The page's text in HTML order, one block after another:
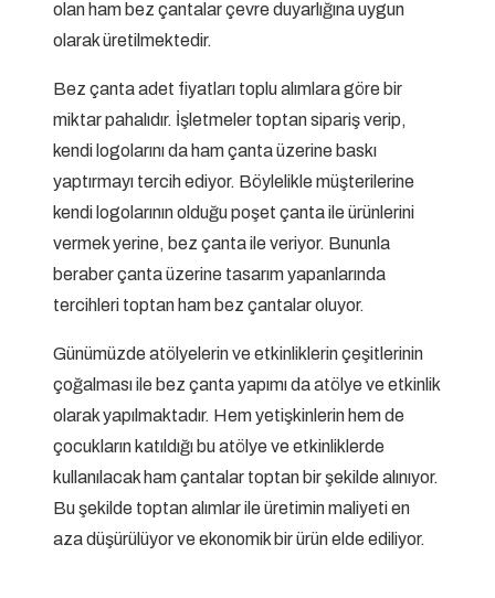
olan ham bez çantalar çevre duyarlığına uygun
olarak üretilmektedir.
Bez çanta adet fiyatları toplu alımlara göre bir
miktar pahalıdır. İşletmeler toptan sipariş verip,
kendi logolarını da ham çanta üzerine baskı
yaptırmayı tercih ediyor. Böylelikle müşterilerine
kendi logolarının olduğu poşet çanta ile ürünlerini
vermek yerine, bez çanta ile veriyor. Bununla
beraber çanta üzerine tasarım yapanlarında
tercihleri toptan ham bez çantalar oluyor.
Günümüzde atölyelerin ve etkinliklerin çeşitlerinin
çoğalması ile bez çanta yapımı da atölye ve etkinlik
olarak yapılmaktadır. Hem yetişkinlerin hem de
çocukların katıldığı bu atölye ve etkinliklerde
kullanılacak ham çantalar toptan bir şekilde alınıyor.
Bu şekilde toptan alımlar ile üretimin maliyeti en
aza düşürülüyor ve ekonomik bir ürün elde ediliyor.